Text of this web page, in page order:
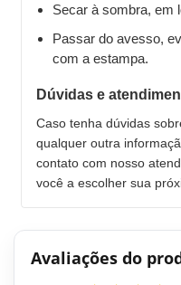
Secar à sombra, em
Passar do avesso,
com a estampa.
Dúvidas e
Caso tenha dúvidas
qualquer outra
contato com nosso
você a escolher sua
Avaliações do